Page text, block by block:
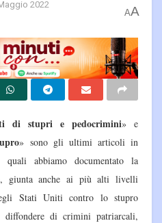
2022
AA
di stupri e pedocrimini» e
» sono gli ultimi articoli in
abbiamo documentato la
giunta anche ai più alti livelli
Stati Uniti contro lo stupro
di crimini patriarcali,